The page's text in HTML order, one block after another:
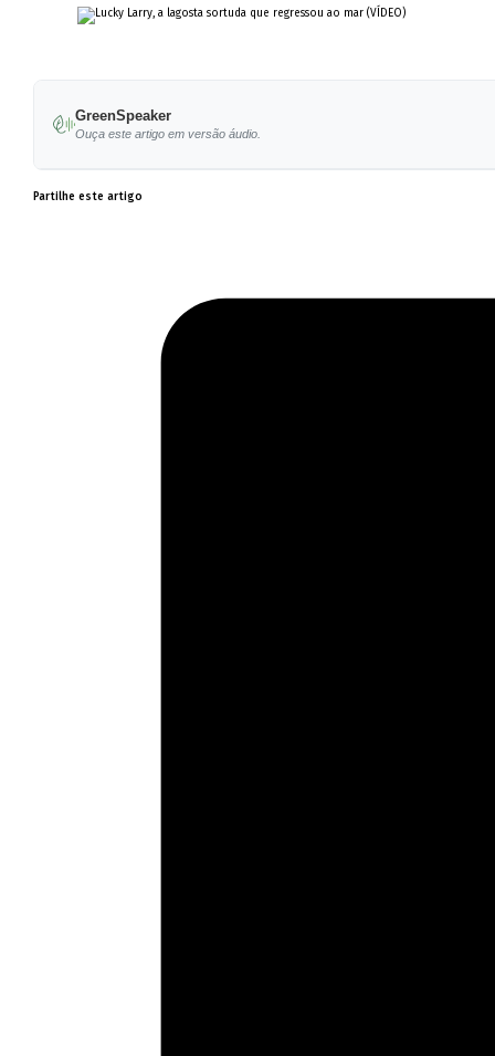
GreenSpeaker
Ouça este artigo em versão áudio.
Partilhe este artigo